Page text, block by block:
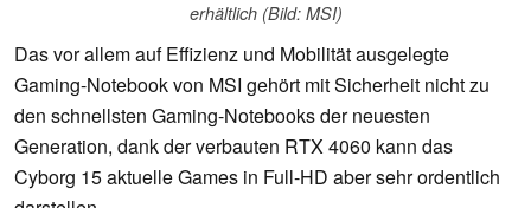
erhältlich (Bild: MSI)
Das vor allem auf Effizienz und Mobilität ausgelegte
Gaming-Notebook von MSI gehört mit Sicherheit nicht zu
den schnellsten Gaming-Notebooks der neuesten
Generation, dank der verbauten RTX 4060 kann das
Cyborg 15 aktuelle Games in Full-HD aber sehr ordentlich